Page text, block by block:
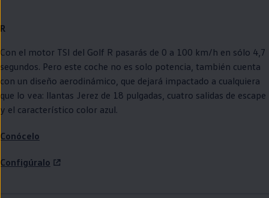
R
Con el motor TSI del Golf R pasarás de 0 a 100 km/h en sólo 4,7
segundos. Pero este coche no es solo potencia, también cuenta
con un diseño aerodinámico, que dejará impactado a cualquiera
que lo vea: llantas Jerez de 18 pulgadas, cuatro salidas de escape
y el característico color azul.
Conócelo
Configúralo